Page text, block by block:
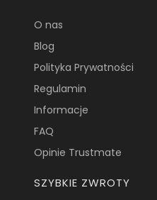
O nas
Blog
Polityka Prywatności
Regulamin
Informacje
FAQ
Opinie Trustmate
SZYBKIE ZWROTY